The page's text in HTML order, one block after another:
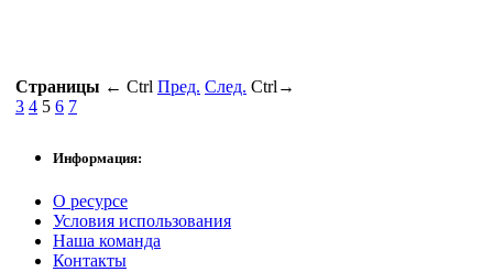
Страницы ← Ctrl Пред. След. Ctrl →
3 4 5 6 7
Информация:
О ресурсе
Условия использования
Наша команда
Контакты